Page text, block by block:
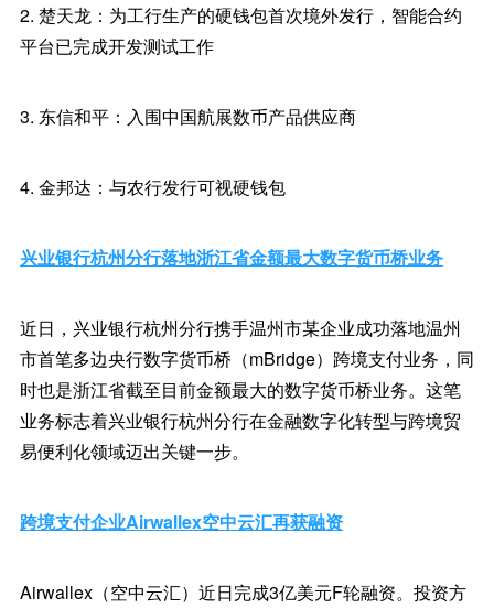
2. 楚天龙：为工行生产的硬钱包首次境外发行，智能合约
平台已完成开发测试工作
3. 东信和平：入围中国航展数币产品供应商
4. 金邦达：与农行发行可视硬钱包
兴业银行杭州分行落地浙江省金额最大数字货币桥业务
近日，兴业银行杭州分行携手温州市某企业成功落地温州
市首笔多边央行数字货币桥（mBridge）跨境支付业务，同
时也是浙江省截至目前金额最大的数字货币桥业务。这笔
业务标志着兴业银行杭州分行在金融数字化转型与跨境贸
易便利化领域迈出关键一步。
跨境支付企业Airwallex空中云汇再获融资
Airwallex（空中云汇）近日完成3亿美元F轮融资。投资方